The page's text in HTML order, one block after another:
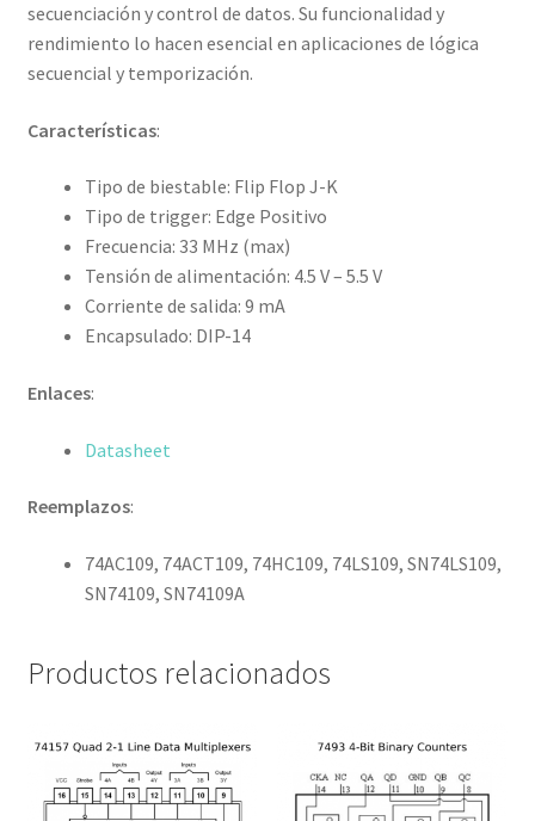
secuenciación y control de datos. Su funcionalidad y
rendimiento lo hacen esencial en aplicaciones de lógica
secuencial y temporización.
Características:
Tipo de biestable: Flip Flop J-K
Tipo de trigger: Edge Positivo
Frecuencia: 33 MHz (max)
Tensión de alimentación: 4.5 V – 5.5 V
Corriente de salida: 9 mA
Encapsulado: DIP-14
Enlaces:
Datasheet
Reemplazos:
74AC109, 74ACT109, 74HC109, 74LS109, SN74LS109,
SN74109, SN74109A
Productos relacionados